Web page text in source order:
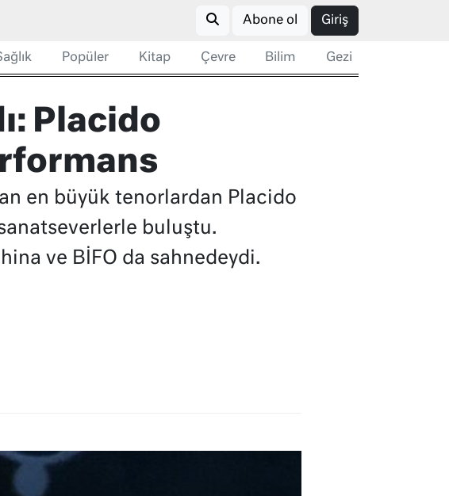
Abone ol Giriş
Popüler Kitap Çevre Bilim Gezi
Placido
en büyük tenorlardan Placido
buluştu.
ve BİFO da sahnedeydi.